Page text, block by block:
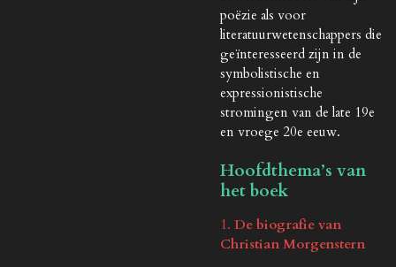
poëzie als voor
literatuurwetenschappers die
geïnteresseerd zijn in de
symbolistische en
expressionistische
stromingen van de late 19e
en vroege 20e eeuw.
Hoofdthema’s van
het boek
1. De biografie van
Christian Morgenstern